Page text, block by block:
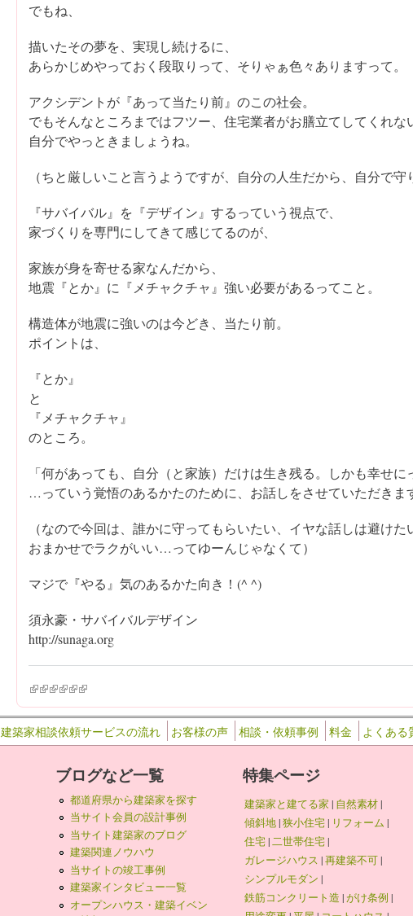
でもね、
描いたその夢を、実現し続けるに、
あらかじめやっておく段取りって、そりゃぁ色々ありますって。
アクシデントが『あって当たり前』のこの社会。
でもそんなところまではフツー、住宅業者がお膳立てしてくれな
自分でやっときましょうね。
（ちと厳しいこと言うようですが、自分の人生だから、自分で守
『サバイバル』を『デザイン』するっていう視点で、
家づくりを専門にしてきて感じてるのが、
家族が身を寄せる家なんだから、
地震『とか』に『メチャクチャ』強い必要があるってこと。
構造体が地震に強いのは今どき、当たり前。
ポイントは、
『とか』
と
『メチャクチャ』
のところ。
「何があっても、自分（と家族）だけは生き残る。しかも幸せに
…っていう覚悟のあるかたのために、お話しをさせていただきま
（なので今回は、誰かに守ってもらいたい、イヤな話しは避けた
おまかせでラクがいい…ってゆーんじゃなくて）
マジで『やる』気のあるかた向き！(^ ^)
須永豪・サバイバルデザイン
http://sunaga.org
(link is external)
(link is external)
(link is external)
(link is external)
(link is external)
(link is external)
建築家相談依頼サービスの流れ お客様の声 相談・依頼事例 料金 よくある
ブログなど一覧
都道府県から建築家を探す
当サイト会員の設計事例
当サイト建築家のブログ
建築関連ノウハウ
当サイトの竣工事例
建築家インタビュー一覧
オープンハウス・建築イベン
特集ページ
建築家と建てる家 | 自然素材|
傾斜地|狭小住宅| リフォーム |
住宅|二世帯住宅|
ガレージハウス |再建築不可|
シンプルモダン |
鉄筋コンクリート造 |がけ条例 |